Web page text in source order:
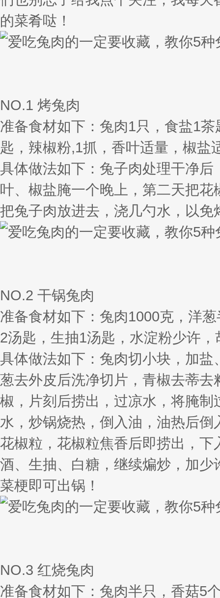
的菜肴哒！
NO.1 烤兔肉
准备食材如下：兔肉1只，食盐1
匙，辣椒粉,1抓，香叶适量，椒盐
具体做法如下：兔子肉处理干净
叶、椒盐腌一个晚上，第二天把
把兔子肉放进去，浇几勺水，以
NO.2 干锅兔肉
准备食材如下：兔肉1000克，洋
2汤匙，生抽1汤匙，水淀粉少许
具体做法如下：兔肉切小块，加
葱去外皮后洗净切片，青椒去蒂
椒，片刻后捞出，过凉水，将腌
水，炒锅烧热，倒入油，油热后
花椒粒，花椒粒焦香后即捞出，
酒、生抽、白糖，继续煸炒，加
菜梗即可出锅！
NO.3 红烧兔肉
准备食材如下：兔肉半只，香菇5